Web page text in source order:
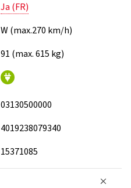
Ja (FR)
W (max.270 km/h)
91 (max. 615 kg)
03130500000
4019238079340
15371085